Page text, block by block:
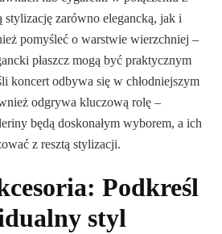
stylizację zarówno elegancką, jak i
pomyśleć o warstwie wierzchniej –
płaszcz mogą być praktycznym
koncert odbywa się w chłodniejszym
odgrywa kluczową rolę –
będą doskonałym wyborem, a ich
z resztą stylizacji.
Podkreśl
styl